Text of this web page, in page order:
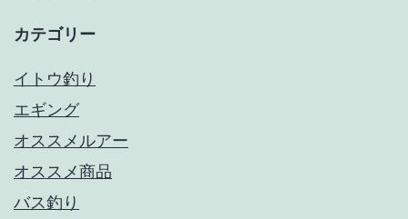
カテゴリー
イトウ釣り
エギング
オススメルアー
オススメ商品
バス釣り